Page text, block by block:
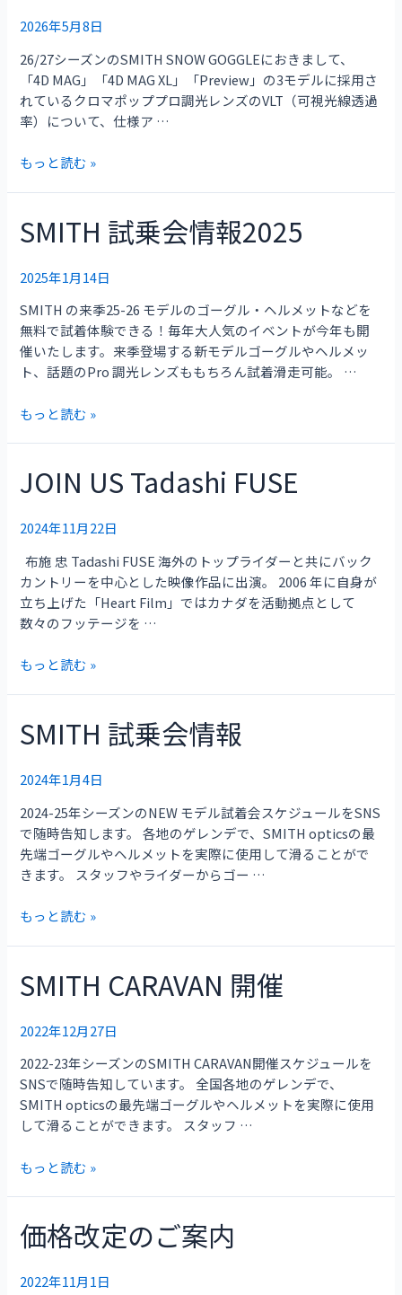
2026年5月8日
26/27シーズンのSMITH SNOW GOGGLEにおきまして、
「4D MAG」「4D MAG XL」「Preview」の3モデルに採用さ
れているクロマポッププロ調光レンズのVLT（可視光線透過
率）について、仕様ア …
マ
ポ
ッ
プ
プ
調
レ
ズ
VLT
様
変
更
の
知
ら
もっと読む »
SMITH 試乗会情報2025
2025年1月14日
SMITH の来季25-26 モデルのゴーグル・ヘルメットなどを
無料で試着体験できる！毎年大人気のイベントが今年も開
催いたします。来季登場する新モデルゴーグルやヘルメッ
ト、話題のPro 調光レンズももちろん試着滑走可能。 …
SMITH
試
会
情
報
2025
もっと読む »
JOIN US Tadashi FUSE
2024年11月22日
布施 忠 Tadashi FUSE 海外のトップライダーと共にバック
カントリーを中心とした映像作品に出演。 2006 年に自身が
立ち上げた「Heart Film」ではカナダを活動拠点として
数々のフッテージを …
JOIN
US
FUSE
もっと読む »
SMITH 試乗会情報
2024年1月4日
2024-25年シーズンのNEW モデル試着会スケジュールをSNS
で随時告知します。 各地のゲレンデで、SMITH opticsの最
先端ゴーグルやヘルメットを実際に使用して滑ることがで
きます。 スタッフやライダーからゴー …
SMITH
試
会
情
報
もっと読む »
SMITH CARAVAN 開催
2022年12月27日
2022-23年シーズンのSMITH CARAVAN開催スケジュールを
SNSで随時告知しています。 全国各地のゲレンデで、
SMITH opticsの最先端ゴーグルやヘルメットを実際に使用
して滑ることができます。 スタッフ …
SMITH
CARAVAN
催
もっと読む »
価格改定のご案内
2022年11月1日
価
格
定